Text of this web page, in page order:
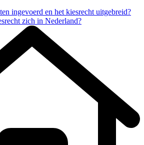
ingevoerd en het kiesrecht uitgebreid?
zich in Nederland?